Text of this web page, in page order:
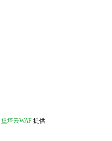
堡塔云WAF 提供